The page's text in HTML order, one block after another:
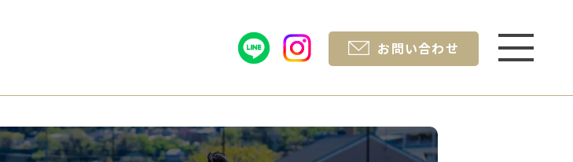
お問い合わせ